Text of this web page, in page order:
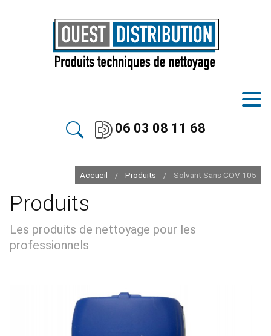
06 03 08 11 68
Accueil / Produits / Solvant Sans COV 105
Produits
Les produits de nettoyage pour les
professionnels